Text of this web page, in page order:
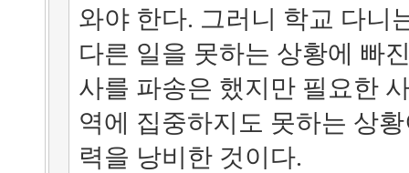
와야 한다. 그러니 학교 다니
다른 일을 못하는 상황에 빠
사를 파송은 했지만 필요한
역에 집중하지도 못하는 상
력을 낭비한 것이다.